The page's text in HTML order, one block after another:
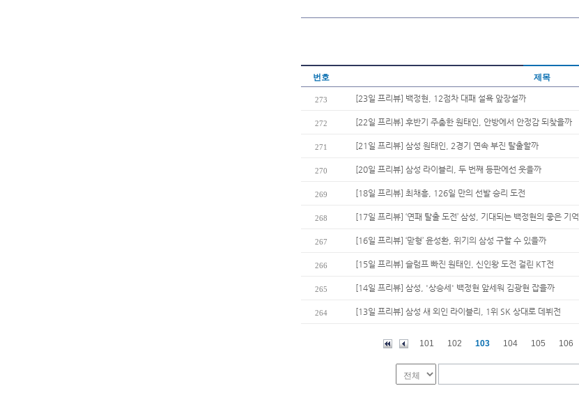
번호 제목
273 [23일 프리뷰] 백정현, 12점차 대패 설욕 앞장설까
272 [22일 프리뷰] 후반기 주춤한 원태인, 안방에서 안정감 되찾을까
271 [21일 프리뷰] 삼성 원태인, 2경기 연속 부진 탈출할까
270 [20일 프리뷰] 삼성 라이블리, 두 번째 등판에선 웃을까
269 [18일 프리뷰] 최채흥, 126일 만의 선발 승리 도전
268 [17일 프리뷰] ‘연패 탈출 도전’ 삼성, 기대되는 백정현의 좋은 기억
267 [16일 프리뷰] ‘맏형’ 윤성환, 위기의 삼성 구할 수 있을까
266 [15일 프리뷰] 슬럼프 빠진 원태인, 신인왕 도전 걸린 KT전
265 [14일 프리뷰] 삼성, '상승세' 백정현 앞세워 김광현 잡을까
264 [13일 프리뷰] 삼성 새 외인 라이블리, 1위 SK 상대로 데뷔전
101 102 103 104 105 106